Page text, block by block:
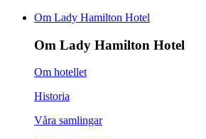
Om Lady Hamilton Hotel
Om Lady Hamilton Hotel
Om hotellet
Historia
Våra samlingar